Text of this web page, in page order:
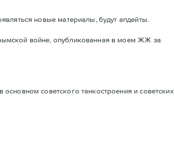
новые материалы, будут апдейты.
войне, опубликованная в моем ЖЖ за
советского танкостроения и советских